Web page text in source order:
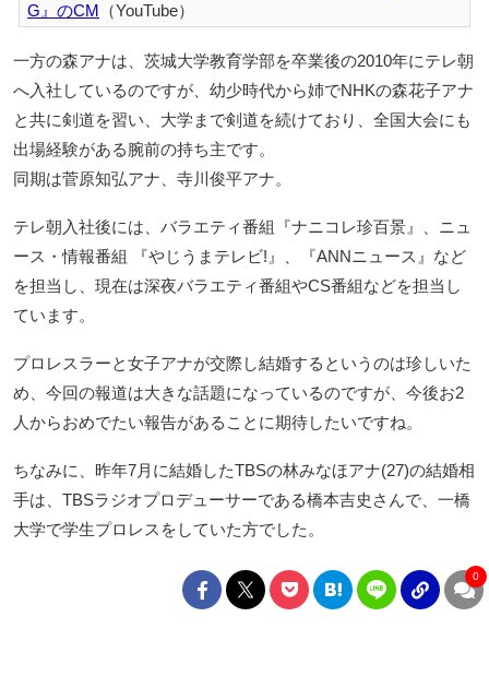
G』のCM （YouTube）
一方の森アナは、茨城大学教育学部を卒業後の2010年にテレ朝
へ入社しているのですが、幼少時代から姉でNHKの森花子アナ
と共に剣道を習い、大学まで剣道を続けており、全国大会にも
出場経験がある腕前の持ち主です。
同期は菅原知弘アナ、寺川俊平アナ。
テレ朝入社後には、バラエティ番組『ナニコレ珍百景』、ニュ
ース・情報番組 『やじうまテレビ!』、『ANNニュース』など
を担当し、現在は深夜バラエティ番組やCS番組などを担当し
ています。
プロレスラーと女子アナが交際し結婚するというのは珍しいた
め、今回の報道は大きな話題になっているのですが、今後お2
人からおめでたい報告があることに期待したいですね。
ちなみに、昨年7月に結婚したTBSの林みなほアナ(27)の結婚相
手は、TBSラジオプロデューサーである橋本吉史さんで、一橋
大学で学生プロレスをしていた方でした。
0